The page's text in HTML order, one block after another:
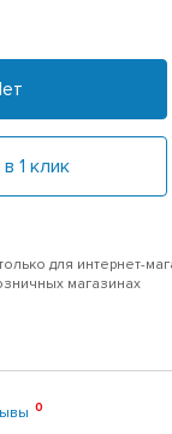
1 клик
для интернет-
магазинах